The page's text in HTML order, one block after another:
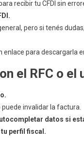
Club
recibir tu CFDI sin
pero si tenés
para descargarla
el RFC o el
invalidar la factura.
datos si
perfil fiscal.